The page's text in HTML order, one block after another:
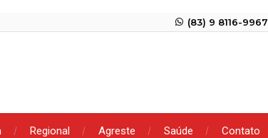
(83) 9 8116-9967
Regional Agreste Saúde Contato